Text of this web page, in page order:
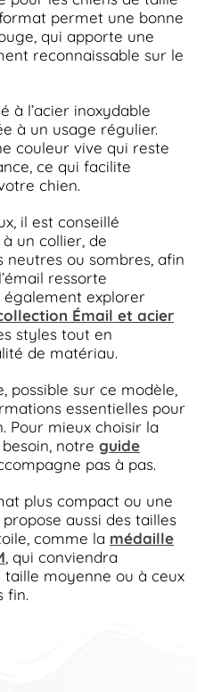
permet une bonne
qui apporte une
reconnaissable sur le
à l’acier inoxydable
à un usage régulier.
couleur vive qui reste
ce qui facilite
chien.
il est conseillé
un collier, de
neutres ou sombres, afin
ressorte
également explorer
Émail et acier
styles tout en
de matériau.
possible sur ce modèle,
essentielles pour
Pour mieux choisir la
notre guide
pas à pas.
plus compact ou une
aussi des tailles
comme la médaille
, qui conviendra
moyenne ou à ceux
fin.